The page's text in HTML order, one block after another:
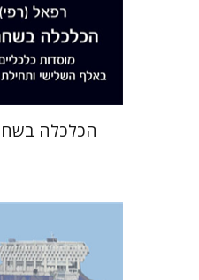
הנחת אתר
$32
הכלכלה